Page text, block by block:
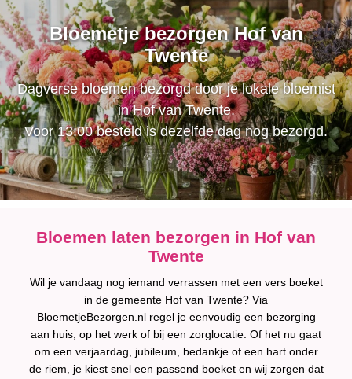
Bloemetje bezorgen Hof van
Twente
Dagverse bloemen bezorgd door je lokale bloemist
in Hof van Twente.
Voor 13:00 besteld is dezelfde dag nog bezorgd.
Bloemen laten bezorgen in Hof van
Twente
Wil je vandaag nog iemand verrassen met een vers boeket
in de gemeente Hof van Twente? Via
BloemetjeBezorgen.nl regel je eenvoudig een bezorging
aan huis, op het werk of bij een zorglocatie. Of het nu gaat
om een verjaardag, jubileum, bedankje of een hart onder
de riem, je kiest snel een passend boeket en wij zorgen dat